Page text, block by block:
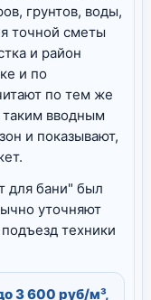
грунтов, воды,
точной сметы
и район
и по
по тем же
вводным
и показывают,
для бани" был
уточняют
техники
3 600 руб/м³,